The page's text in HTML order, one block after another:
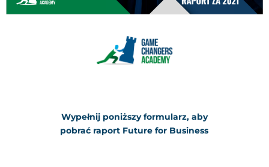
Wypełnij poniższy formularz, aby
pobrać raport Future for Business